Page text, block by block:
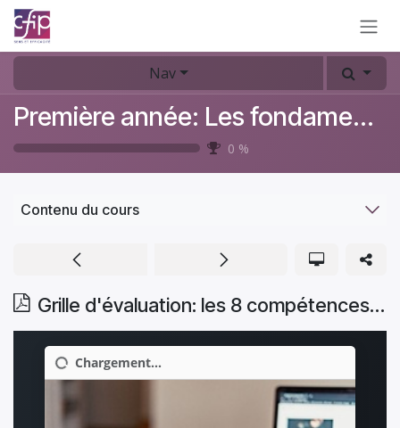
Se rendre au contenu
Nav
Première année: Les fondamentaux du coaching
0 %
Contenu du cours
Grille d'évaluation: les 8 compétences ICF du coach